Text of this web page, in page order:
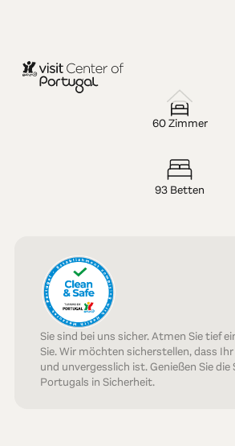
HOTEL — 5-STERNE
The Bussaco
60 Zimmer
93 Betten
Sie sind bei uns sicher. Atmen Sie tief
Sie. Wir möchten sicherstellen, dass
und unvergesslich ist. Genießen Sie
Portugals in Sicherheit.